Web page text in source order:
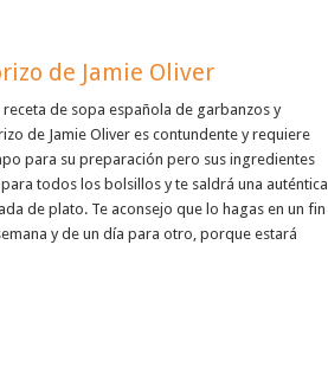
de Jamie Oliver
receta de sopa española de garbanzos y
de Jamie Oliver es contundente y requiere
para su preparación pero sus ingredientes
todos los bolsillos y te saldrá una auténtica
de plato. Te aconsejo que lo hagas en un fin
y de un día para otro, porque estará